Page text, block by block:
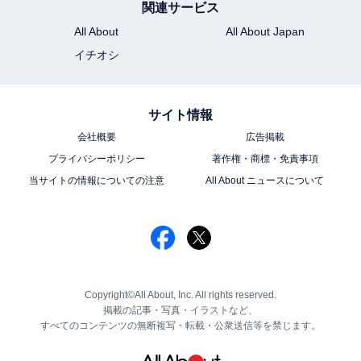
関連サービス
All About
All About Japan
イチオシ
サイト情報
会社概要
広告掲載
プライバシーポリシー
著作権・商標・免責事項
当サイトの情報についての注意
All About ニュースについて
Copyright©All About, Inc. All rights reserved.
掲載の記事・写真・イラストなど、
すべてのコンテンツの無断複写・転載・公衆送信等を禁じます。